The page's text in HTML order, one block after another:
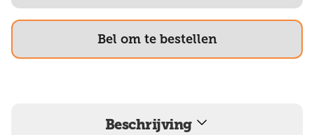
Bel om te bestellen
Beschrijving